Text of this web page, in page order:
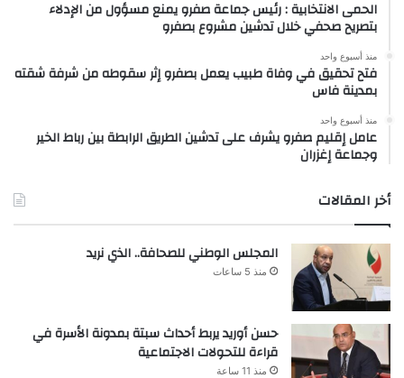
الحمى الانتخابية : رئيس جماعة صفرو يمنع مسؤول من الإدلاء
بتصريح صحفي خلال تدشين مشروع بصفرو
منذ أسبوع واحد
فتح تحقيق في وفاة طبيب يعمل بصفرو إثر سقوطه من شرفة شقته
بمدينة فاس
منذ أسبوع واحد
عامل إقليم صفرو يشرف على تدشين الطريق الرابطة بين رباط الخير
وجماعة إغزران
أخر المقالات
المجلس الوطني للصحافة.. الذي نريد
منذ 5 ساعات
حسن أوريد يربط أحداث سبتة بمدونة الأسرة في
قراءة للتحولات الاجتماعية
منذ 11 ساعة